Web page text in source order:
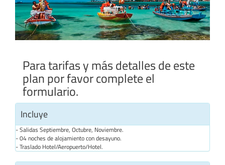
Para tarifas y más detalles de este
plan por favor complete el
formulario.
Incluye
- Salidas Septiembre, Octubre, Noviembre.
- 04 noches de alojamiento con desayuno.
- Traslado Hotel/Aeropuerto/Hotel.